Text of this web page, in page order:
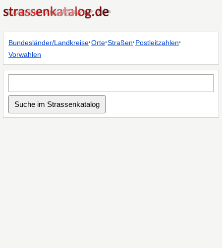
Bundesländer/Landkreise·Orte·Straßen·Postleitzahlen·
Vorwahlen